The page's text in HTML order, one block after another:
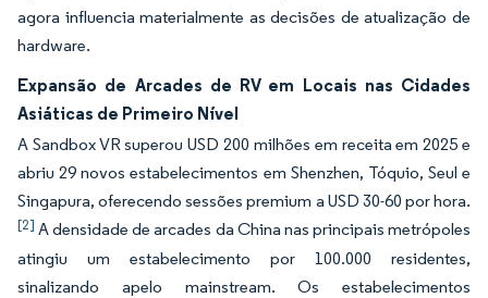
agora influencia materialmente as decisões de atualização de
hardware.
Expansão de Arcades de RV em Locais nas Cidades
Asiáticas de Primeiro Nível
A Sandbox VR superou USD 200 milhões em receita em 2025 e
abriu 29 novos estabelecimentos em Shenzhen, Tóquio, Seul e
Singapura, oferecendo sessões premium a USD 30-60 por hora.
[2] A densidade de arcades da China nas principais metrópoles
atingiu um estabelecimento por 100.000 residentes,
sinalizando apelo mainstream. Os estabelecimentos